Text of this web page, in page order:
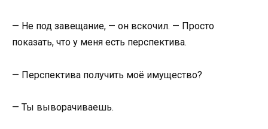
— Не под завещание, — он вскочил. — Просто
показать, что у меня есть перспектива.
— Перспектива получить моё имущество?
— Ты выворачиваешь.